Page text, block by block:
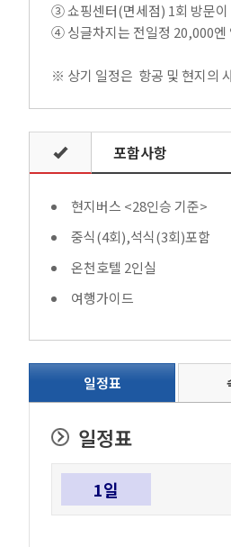
③ 쇼핑센터(면세점) 1회 방문이
④ 싱글차지는 전일정 20,000엔
※ 상기 일정은 항공 및 현지의
포함사항
현지버스 <28인승 기준>
중식(4회),석식(3회)포함
온천호텔 2인실
여행가이드
일정표
일정표
1일